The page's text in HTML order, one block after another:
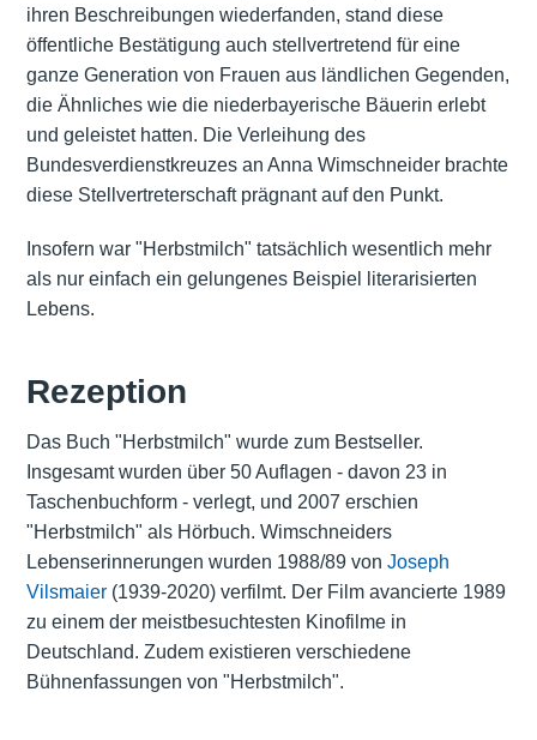
ihren Beschreibungen wiederfanden, stand diese
öffentliche Bestätigung auch stellvertretend für eine
ganze Generation von Frauen aus ländlichen Gegenden,
die Ähnliches wie die niederbayerische Bäuerin erlebt
und geleistet hatten. Die Verleihung des
Bundesverdienstkreuzes an Anna Wimschneider brachte
diese Stellvertreterschaft prägnant auf den Punkt.
Insofern war "Herbstmilch" tatsächlich wesentlich mehr
als nur einfach ein gelungenes Beispiel literarisierten
Lebens.
Rezeption
Das Buch "Herbstmilch" wurde zum Bestseller.
Insgesamt wurden über 50 Auflagen - davon 23 in
Taschenbuchform - verlegt, und 2007 erschien
"Herbstmilch" als Hörbuch. Wimschneiders
Lebenserinnerungen wurden 1988/89 von Joseph
Vilsmaier(1939-2020) verfilmt. Der Film avancierte 1989
zu einem der meistbesuchtesten Kinofilmein
Deutschland. Zudem existieren verschiedene
Bühnenfassungen von "Herbstmilch".